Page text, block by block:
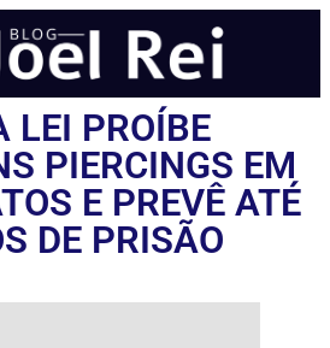
LEI PROÍBE
PIERCINGS EM
E PREVÊ ATÉ
DE PRISÃO